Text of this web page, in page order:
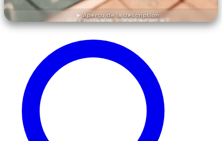
Aperçu de la description
DÉCOUVRIR L'ÉVÉNEMENT